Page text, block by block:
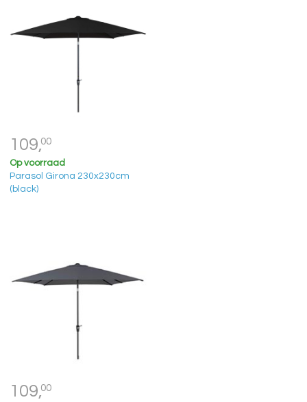
109,00
Op voorraad
Parasol Girona 230x230cm
(black)
109,00